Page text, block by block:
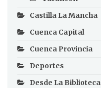
Castilla La Mancha
Cuenca Capital
Cuenca Provincia
Deportes
Desde La Biblioteca